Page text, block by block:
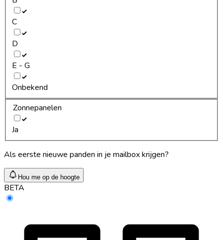
C
D
E - G
Onbekend
Zonnepanelen
Ja
Als eerste nieuwe panden in je mailbox krijgen?
Hou me op de hoogte
BETA